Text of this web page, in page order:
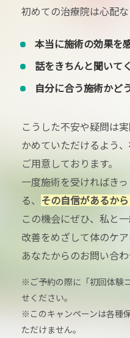
初めての治療院は心配な
本当に施術の効果を
話をきちんと聞いて
自分に合う施術かど
こうした不安や疑問は
かめていただけるよう、
ご用意しております。
一度施術を受ければき
る、
その自信があるか
この機会にぜひ、私と
改善をめざして体のケ
あなたからのお問い合
※ご予約の際に「初回体験
せください。
※このキャンペーンは各種
ただけません。